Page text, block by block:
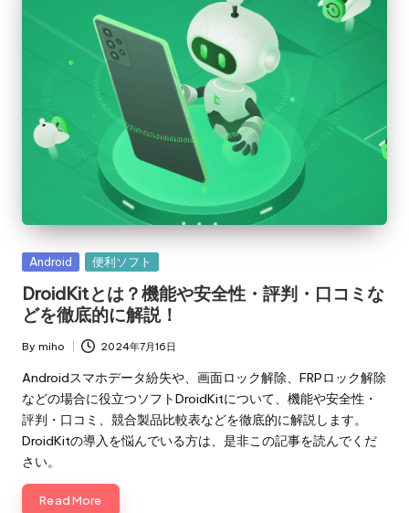
Posted
Android 便利ソフト
DroidKitとは？機能や安全性・評判・口コミな
どを徹底的に解説！
Posted
by
By miho 2024年7月16日
Androidスマホデータ紛失や、画面ロック解除、FRPロック解除
などの場合に役立つソフトDroidKitについて、機能や安全性・
評判・口コミ、競合製品比較表などを徹底的に解説します。
DroidKitの導入を悩んでいる方は、是非この記事を読んでくだ
さい。
Read More